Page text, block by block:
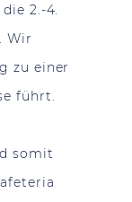
2.-4.
Wir
zu einer
führt.
somit